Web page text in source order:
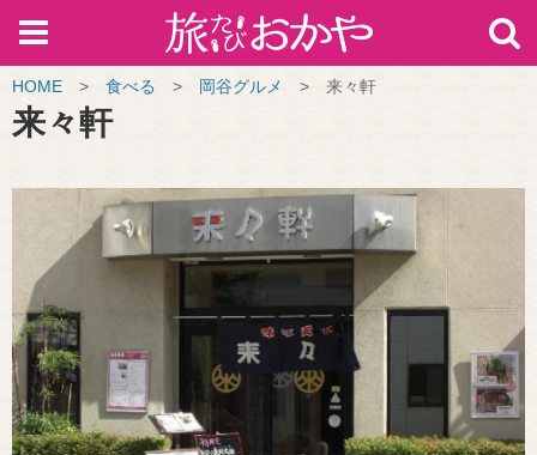
HOME > 食べる > 岡谷グルメ > 来々軒
来々軒